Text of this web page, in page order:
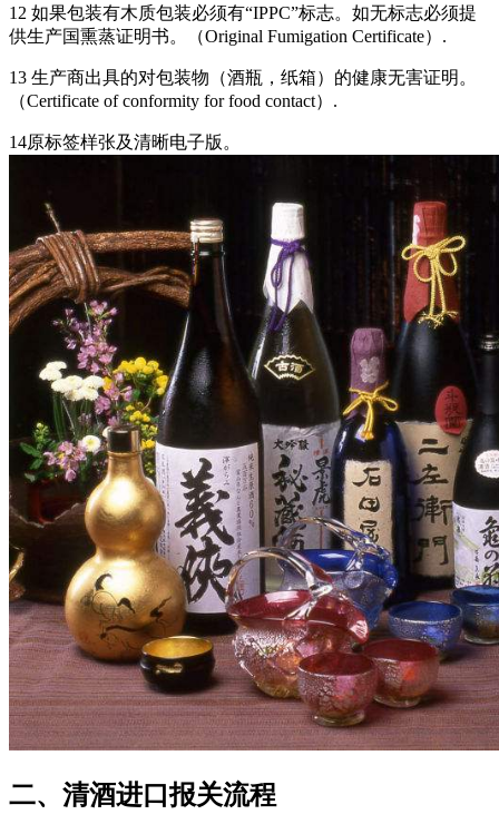
12 如果包装有木质包装必须有“IPPC”标志。如无标志必须提
供生产国熏蒸证明书。（Original Fumigation Certificate）.
13 生产商出具的对包装物（酒瓶，纸箱）的健康无害证明。
（Certificate of conformity for food contact）.
14原标签样张及清晰电子版。
二、清酒进口报关流程